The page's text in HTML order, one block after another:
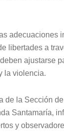
adecuaciones
libertades a
ajustarse
la violencia.
de la Sección
Santamaría,
y